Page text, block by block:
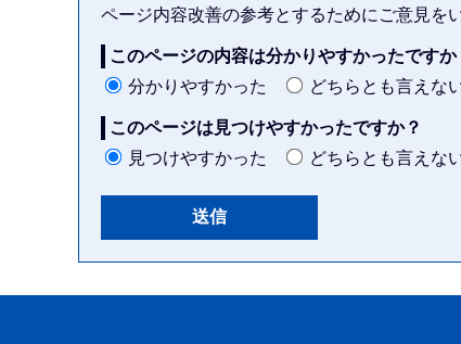
ページ内容改善の参考とするためにご意見を
このページの内容は分かりやすかったですか
分かりやすかった
どちらとも言えな
このページは見つけやすかったですか？
見つけやすかった
どちらとも言えな